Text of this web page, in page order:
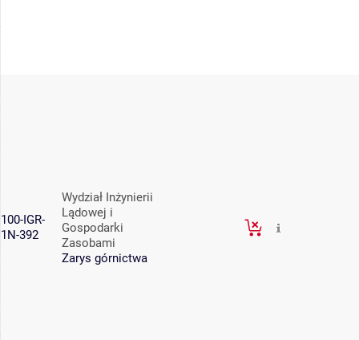
100-IGR-
1N-392
Wydział Inżynierii
Lądowej i
Gospodarki
Zasobami
Zarys górnictwa